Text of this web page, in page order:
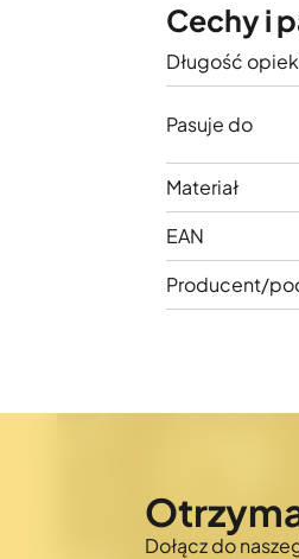
Cechy i
Długość
Pasuje do
Materiał
EAN
Producent/
Dołącz do